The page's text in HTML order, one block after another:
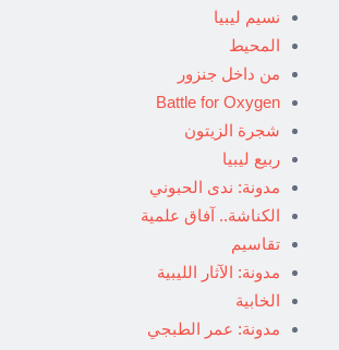
نسيم ليبيا
المحيط
من داخل جنزور
Battle for Oxygen
شجرة الزيتون
ربيع ليبيا
مدونة: ندى الحبوني
الكناشة.. آفاق علمية
تقاسيم
مدونة: الآثار الليبية
الخابية
مدونة: عمر الطبجي